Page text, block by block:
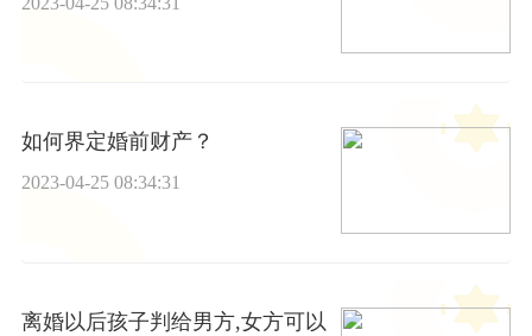
如何界定婚前财产？
2023-04-25 08:34:31
离婚以后孩子判给男方,女方可以